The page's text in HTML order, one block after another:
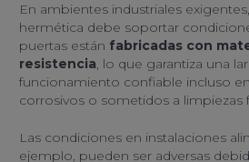
En ambientes industriales
hermética debe soportar
puertas están fabricadas con
resistencia, lo que garantiza una
funcionamiento confiable incluso
corrosivos o sometidos a limpiezas
Las condiciones en instalaciones
ejemplo, pueden ser adversas